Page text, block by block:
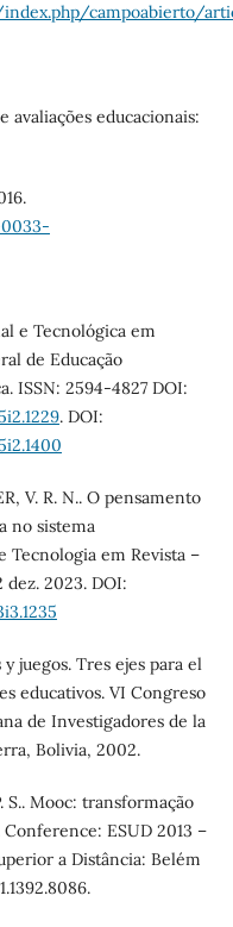
campoabierto/
avaliações educacionais:
e Tecnológica em
de Educação
ISSN: 2594-4827 DOI:
. DOI:
V. R. N.. O pensamento
no sistema
Tecnologia em Revista –
dez. 2023. DOI:
juegos. Tres ejes para el
educativos. VI Congreso
de Investigadores de la
Bolivia, 2002.
S.. Mooc: transformação
ESUD 2013 –
a Distância: Belém